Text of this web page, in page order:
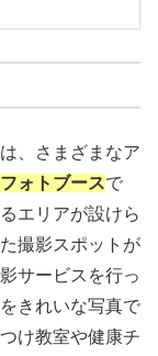
、さまざまなア
フォトブースで
エリアが設けら
撮影スポットが
サービスを行っ
きれいな写真で
け教室や健康チ